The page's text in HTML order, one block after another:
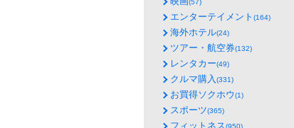
(57)
エンターテイメント (164)
海外ホテル(24)
ツアー・航空券(132)
レンタカー(49)
クルマ購入(331)
お買得ソクホウ(1)
スポーツ(365)
フィットネス(950)